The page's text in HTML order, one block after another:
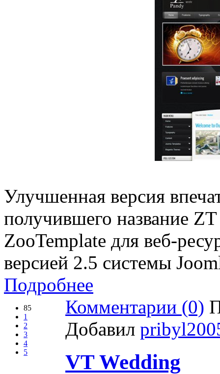
Улучшенная версия
получившего название
ZooTemplate для веб-
версией 2.5 системы
Подробнее
85
1
2
3
4
5
Комментарии (0)
Добавил
VT Wedding